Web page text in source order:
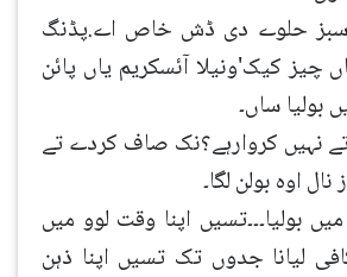
حلوے دی ڈش خاص اے.پڈنگ
کیک'ونیلا آئسکریم یاں پائن
بولیا ساں۔
نہیں کروارہے؟نک صاف کردے تے
اوہ بولن لگا۔
بولیا۔۔۔تسیں اپنا وقت لوو میں
لیانا جدوں تک تسیں اپنا ذہن